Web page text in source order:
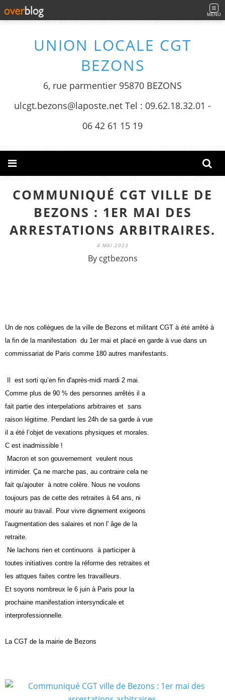
MENU
UNION LOCALE CGT
BEZONS
6, rue parmentier 95870 BEZONS
ulcgt.bezons@laposte.net Tel : 09.62.18.32.01 -
06 42 61 15 19
COMMUNIQUÉ CGT VILLE DE
BEZONS : 1ER MAI DES
ARRESTATIONS ARBITRAIRES.
4 MAI 2023
By cgtbezons
Un de nos collègues de la ville de Bezons et militant CGT à été arrêté à
la fin de la manifestation du 1er mai et placé en garde à vue dans un
commissariat de Paris comme 180 autres manifestants.
Il est sorti qu’en fin d'après-midi mardi 2 mai.
Comme plus de 90 % des personnes arrêtés il a
fait partie des interpelations arbitraires et sans
raison légitime. Pendant les 24h de sa garde à vue
il a été l’objet de vexations physiques et morales.
C est inadmissible !
Macron et son gouvernement veulent nous
intimider. Ça ne marche pas, au contraire cela ne
fait qu'ajouter à notre colère. Nous ne voulons
toujours pas de cette des retraites à 64 ans, ni
mourir au travail. Pour vivre dignement exigeons
l'augmentation des salaires et non l' âge de la
retraite.
Ne lachons rien et continuons à participer à
toutes initiatives contre la réforme des retraites et
les attques faites contre les travailleurs.
Et soyons nombreux le 6 juin à Paris pour la
prochaine manifestation intersyndicale et
interprofessionnelle.
La CGT de la mairie de Bezons